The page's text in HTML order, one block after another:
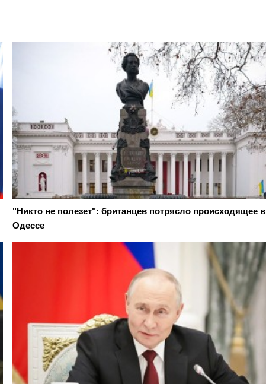
"Никто не полезет": британцев потрясло происходящее в
Одессе